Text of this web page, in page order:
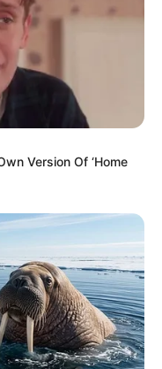
Version Of ‘Home